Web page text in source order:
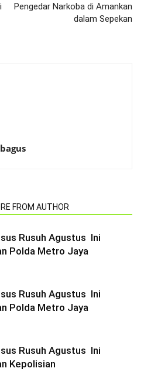
Pengedar Narkoba di Amankan
dalam Sepekan
bagus
FROM AUTHOR
Rusuh Agustus Ini
Polda Metro Jaya
Rusuh Agustus Ini
Polda Metro Jaya
Rusuh Agustus Ini
Kepolisian